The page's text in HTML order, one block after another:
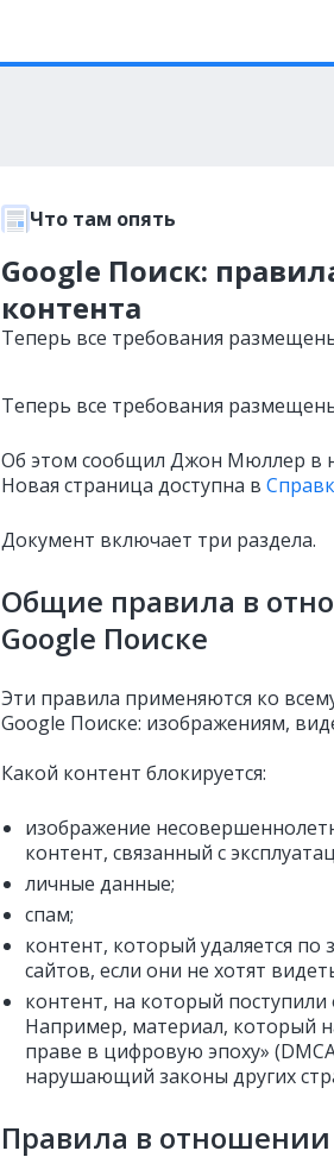
Что там опять
Google Поиск:
контента
Теперь все требования
Теперь все требования
Об этом сообщил Джон Мюллер в
Новая страница доступна в
Документ включает три раздела.
Общие правила в
Google Поиске
Эти правила применяются ко
Google Поиске: изображениям,
Какой контент блокируется:
изображение
контент, связанный с
личные данные;
спам;
контент, который удаляется по
сайтов, если они не хотят
контент, на который
Например, материал, который
праве в цифровую эпоху»
нарушающий законы других
Правила в